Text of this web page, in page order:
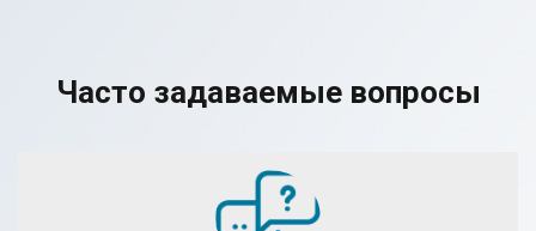
Часто задаваемые вопросы